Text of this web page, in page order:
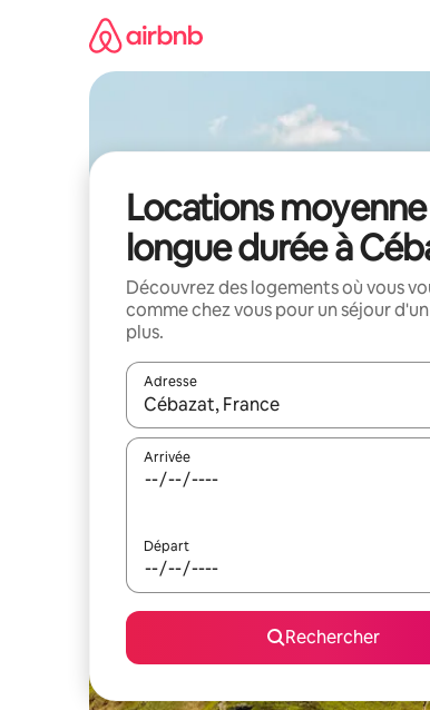
Locations
longue durée à
Découvrez des logements où vous
comme chez vous pour un séjour
plus.
Adresse
Lorsque les résultats s'affichent,
Arrivée
Départ
Rechercher